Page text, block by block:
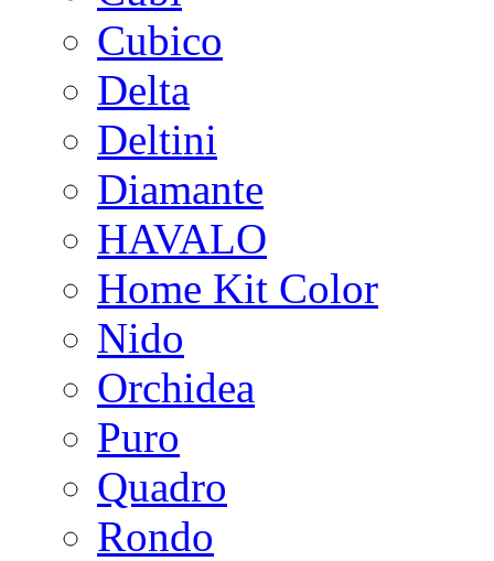
Cubico
Delta
Deltini
Diamante
HAVALO
Home Kit Color
Nido
Orchidea
Puro
Quadro
Rondo